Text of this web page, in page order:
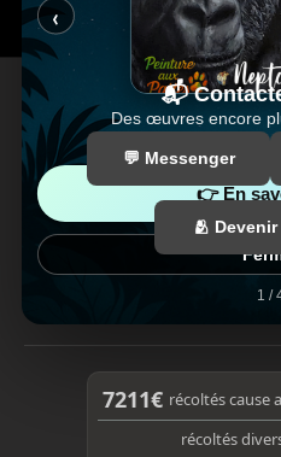
‹
Des œuvres encore
👉 En
1 /
📬
💬 Messenger
🫂
a
e
o
7211€ récoltés cause
récoltés